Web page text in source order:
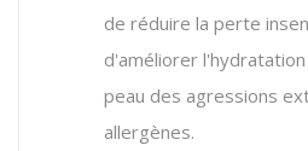
de réduire la perte
d'améliorer
peau des agressions
allergènes.